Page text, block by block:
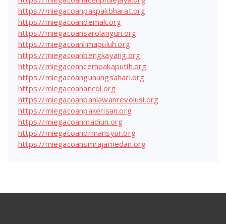
https://miegacoanpakpakbharat.org
https://miegacoandemak.org
https://miegacoansarolangun.org
https://miegacoanlimapuluh.org
https://miegacoanbengkayang.org
https://miegacoancempakaputih.org
https://miegacoangunungsahari.org
https://miegacoanancol.org
https://miegacoanpahlawanrevolusi.org
https://miegacoanpakerisan.org
https://miegacoanmadiun.org
https://miegacoandrmansyur.org
https://miegacoansmrajamedan.org